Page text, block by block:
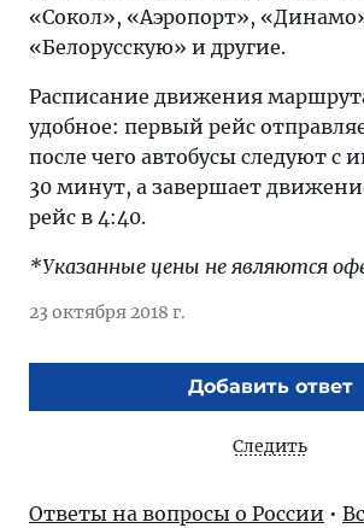
«Сокол», «Аэропорт»,
«Белорусскую» и другие.
Расписание движения
удобное: первый рейс
после чего автобусы следуют с
30 минут, а завершает
рейс в 4:40.
*Указанные цены не являются
23 октября 2018 г.
Добавить ответ
Следить
Ответы на вопросы о России •